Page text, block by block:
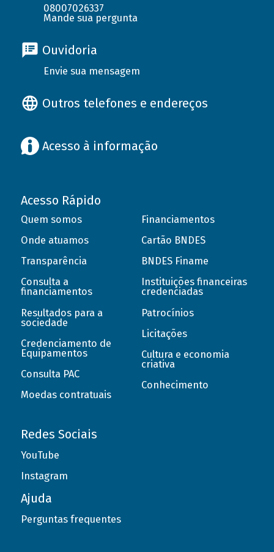
08007026337
Mande sua pergunta
Ouvidoria
Envie sua mensagem
Outros telefones e endereços
Acesso à informação
Acesso Rápido
Quem somos
Onde atuamos
Transparência
Consulta a
financiamentos
Resultados para a
sociedade
Credenciamento de
Equipamentos
Consulta PAC
Moedas contratuais
Financiamentos
Cartão BNDES
BNDES Finame
Instituições financeiras
credenciadas
Patrocínios
Licitações
Cultura e economia
criativa
Conhecimento
Redes Sociais
YouTube
Instagram
Ajuda
Perguntas frequentes